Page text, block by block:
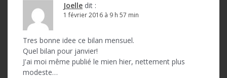
Joelle dit :
1 février 2016 à 9 h 57 min
Tres bonne idee ce bilan mensuel.
Quel bilan pour janvier!
J'ai moi même publié le mien hier, nettement plus
modeste…